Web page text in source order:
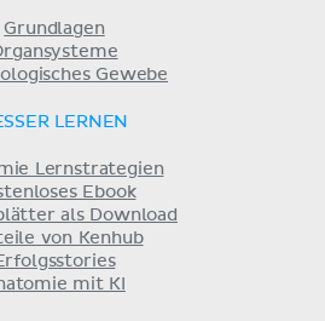
Grundlagen
Gewebe
LERNEN
Lernstrategien
Ebook
als Download
von Kenhub
mit KI